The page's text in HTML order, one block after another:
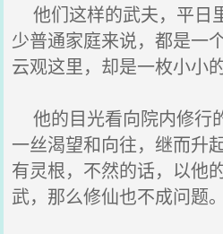
他们这样的武夫，平日
少普通家庭来说，都是一
云观这里，却是一枚小小
他的目光看向院内修行
一丝渴望和向往，继而升
有灵根，不然的话，以他
武，那么修仙也不成问题。